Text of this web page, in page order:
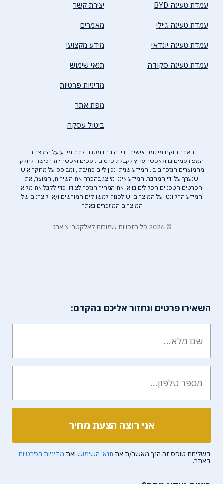
עמדת טעינה BYD
עמדת טעינה ג׳ילי
עמדת טעינה יונדאי
עמדת טעינה סקודה
יצירת קשר
מאמרים
מידע מקצועי
תנאי שימוש
מדיניות פרטיות
מפת אתר
ביטול עסקה
האתר הוקם מיוזמה אישית, ובין היתר במטרה לתת מידע על המוצרים
המפורסמים בו ולאפשר ערוץ לקבלת פרטים נוספים ואפשרויות רכישה לחלק
מהמוצרים הנזכרים בו. המידע שניתן נכון ליום כתיבתו, ומבוסס על מחקר אישי
שנערך על ידי המחבר. המידע איננו מייצג בהכרח את השירות, המוצר, את
הפרטים הטכניים הכלולים בו או את המחיר הנזכר לצידו. כדי לקבל את מלוא
המידע הרלוונטי על המוצרים יש לפנות למשווקים המורשים ו/או ליצרנים של
המוצרים המוזכרים באתר.
© 2026 כל הזכויות שמורות לאלקטרי צ׳ארג׳
השאירו פרטים ונחזור אליכם בהקדם:
בשליחת טופס זה הנך מאשר/ת את תנאי השימוש ואת מדיניות הפרטיות
באתר.